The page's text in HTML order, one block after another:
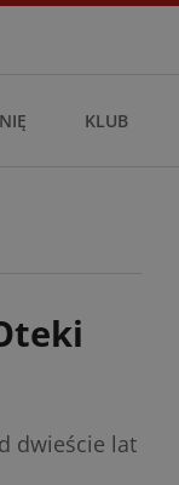
KLUB
dwieście lat